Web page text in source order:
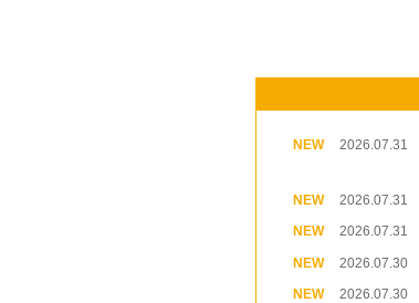
2026.07.31
2026.07.31
2026.07.31
2026.07.30
2026.07.30